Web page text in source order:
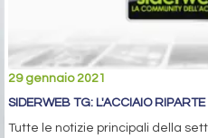
29 gennaio 2021
SIDERWEB TG: L'ACCIAIO RIPARTE
Tutte le notizie principali della